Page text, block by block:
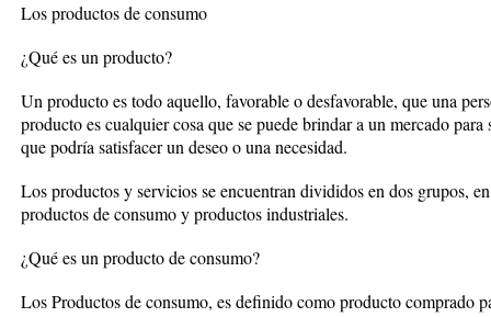
Los productos de consumo
¿Qué es un producto?
Un producto es todo aquello, favorable o desfavorable, que una
producto es cualquier cosa que se puede brindar a un mercado
que podría satisfacer un deseo o una necesidad.
Los productos y servicios se encuentran divididos en dos grupos,
productos de consumo y productos industriales.
¿Qué es un producto de consumo?
Los Productos de consumo, es definido como producto comprado